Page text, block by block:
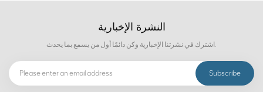
النشرة الإخبارية
اشترك في نشرتنا الإخبارية وكن دائمًا أول من يسمع بما يحدث.